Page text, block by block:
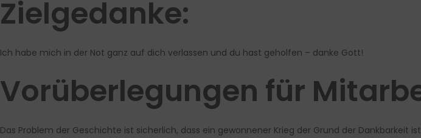
Zielgedanke:
Ich habe mich in der Not ganz auf dich verlassen und du hast geholfen – danke Gott!
Vorüberlegungen für
Das Problem der Geschichte ist sicherlich, dass ein gewonnener Krieg der Grund der